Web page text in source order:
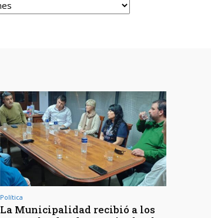
Política
La Municipalidad recibió a los